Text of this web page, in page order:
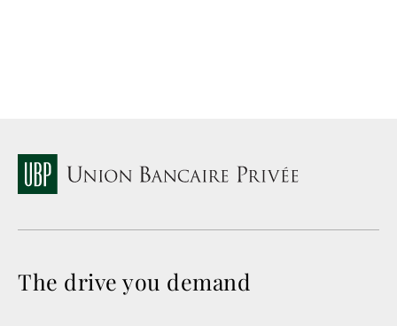
The drive you demand